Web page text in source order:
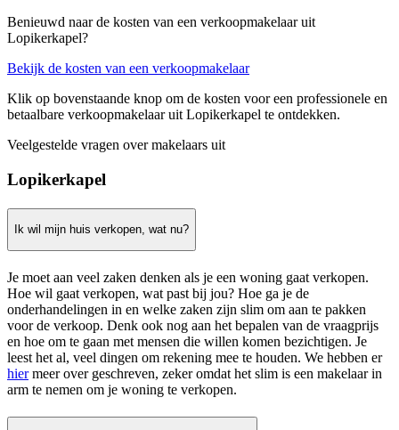
Benieuwd naar de kosten van een verkoopmakelaar uit
Lopikerkapel?
Bekijk de kosten van een verkoopmakelaar
Klik op bovenstaande knop om de kosten voor een professionele en
betaalbare verkoopmakelaar uit Lopikerkapel te ontdekken.
Veelgestelde vragen over makelaars uit
Lopikerkapel
Ik wil mijn huis verkopen, wat nu?
Je moet aan veel zaken denken als je een woning gaat verkopen.
Hoe wil gaat verkopen, wat past bij jou? Hoe ga je de
onderhandelingen in en welke zaken zijn slim om aan te pakken
voor de verkoop. Denk ook nog aan het bepalen van de vraagprijs
en hoe om te gaan met mensen die willen komen bezichtigen. Je
leest het al, veel dingen om rekening mee te houden. We hebben er
hiermeer over geschreven, zeker omdat het slim is een makelaar in
arm te nemen om je woning te verkopen.